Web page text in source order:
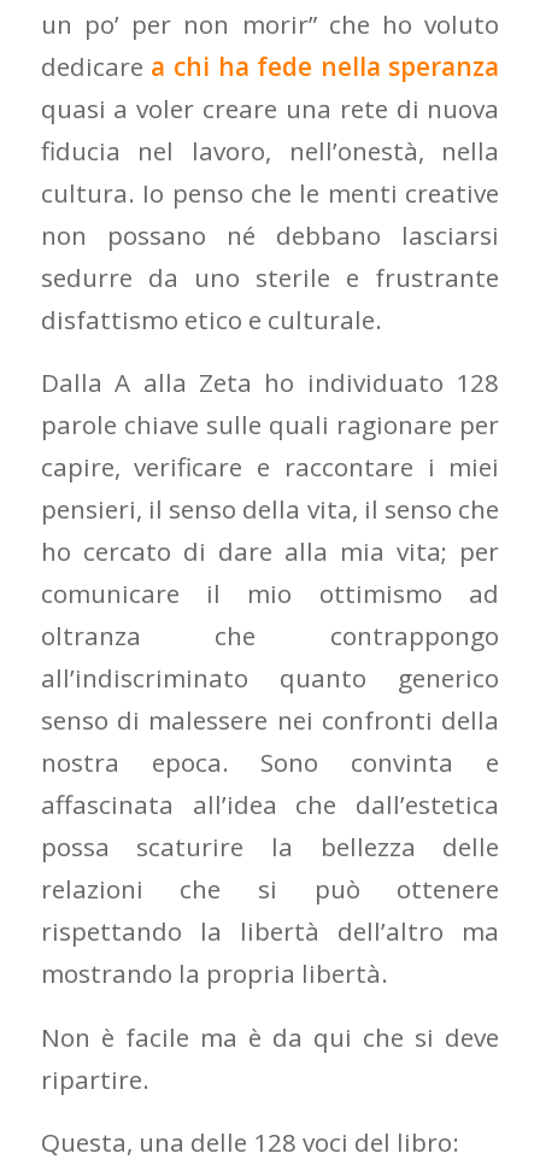
un po’ per non morir” che ho voluto
dedicare a chi ha fede nella speranza
quasi a voler creare una rete di nuova
fiducia nel lavoro, nell’onestà, nella
cultura. Io penso che le menti creative
non possano né debbano lasciarsi
sedurre da uno sterile e frustrante
disfattismo etico e culturale.
Dalla A alla Zeta ho individuato 128
parole chiave sulle quali ragionare per
capire, verificare e raccontare i miei
pensieri, il senso della vita, il senso che
ho cercato di dare alla mia vita; per
comunicare il mio ottimismo ad
oltranza che contrappongo
all’indiscriminato quanto generico
senso di malessere nei confronti della
nostra epoca. Sono convinta e
affascinata all’idea che dall’estetica
possa scaturire la bellezza delle
relazioni che si può ottenere
rispettando la libertà dell’altro ma
mostrando la propria libertà.
Non è facile ma è da qui che si deve
ripartire.
Questa, una delle 128 voci del libro: